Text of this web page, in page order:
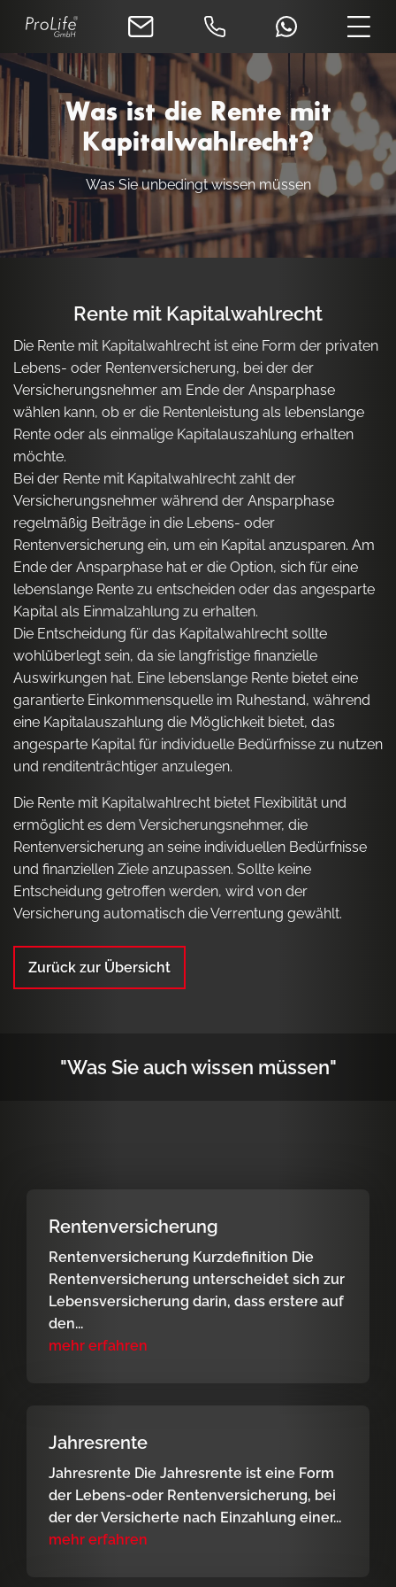
Was ist die Rente mit
Kapitalwahlrecht?
Was Sie unbedingt wissen müssen
Rente mit Kapitalwahlrecht
Die Rente mit Kapitalwahlrecht ist eine Form der privaten
Lebens- oder Rentenversicherung, bei der der
Versicherungsnehmer am Ende der Ansparphase
wählen kann, ob er die Rentenleistung als lebenslange
Rente oder als einmalige Kapitalauszahlung erhalten
möchte.
Bei der Rente mit Kapitalwahlrecht zahlt der
Versicherungsnehmer während der Ansparphase
regelmäßig Beiträge in die Lebens- oder
Rentenversicherung ein, um ein Kapital anzusparen. Am
Ende der Ansparphase hat er die Option, sich für eine
lebenslange Rente zu entscheiden oder das angesparte
Kapital als Einmalzahlung zu erhalten.
Die Entscheidung für das Kapitalwahlrecht sollte
wohlüberlegt sein, da sie langfristige finanzielle
Auswirkungen hat. Eine lebenslange Rente bietet eine
garantierte Einkommensquelle im Ruhestand, während
eine Kapitalauszahlung die Möglichkeit bietet, das
angesparte Kapital für individuelle Bedürfnisse zu nutzen
und renditenträchtiger anzulegen.
Die Rente mit Kapitalwahlrecht bietet Flexibilität und
ermöglicht es dem Versicherungsnehmer, die
Rentenversicherung an seine individuellen Bedürfnisse
und finanziellen Ziele anzupassen. Sollte keine
Entscheidung getroffen werden, wird von der
Versicherung automatisch die Verrentung gewählt.
Zurück zur Übersicht
"Was Sie auch wissen müssen"
Rentenversicherung
Rentenversicherung Kurzdefinition Die
Rentenversicherung unterscheidet sich zur
Lebensversicherung darin, dass erstere auf
den...
mehr erfahren
Jahresrente
Jahresrente Die Jahresrente ist eine Form
der Lebens-oder Rentenversicherung, bei
der der Versicherte nach Einzahlung einer...
mehr erfahren